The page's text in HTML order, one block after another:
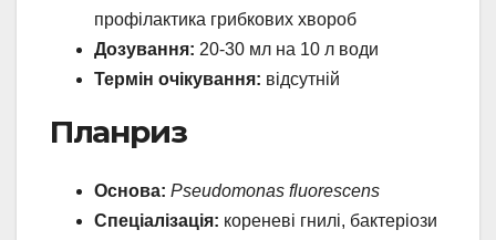
профілактика грибкових хвороб
Дозування: 20-30 мл на 10 л води
Термін очікування: відсутній
Планриз
Основа: Pseudomonas fluorescens
Спеціалізація: кореневі гнилі, бактеріози